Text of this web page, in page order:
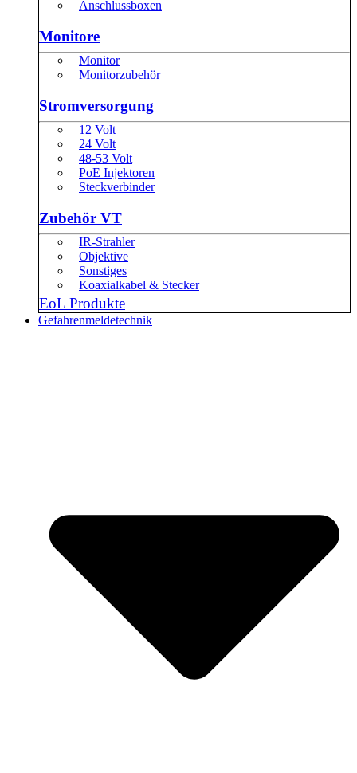
Anschlussboxen
Monitore
Monitor
Monitorzubehör
Stromversorgung
12 Volt
24 Volt
48-53 Volt
PoE Injektoren
Steckverbinder
Zubehör VT
IR-Strahler
Objektive
Sonstiges
Koaxialkabel & Stecker
EoL Produkte
Gefahrenmeldetechnik